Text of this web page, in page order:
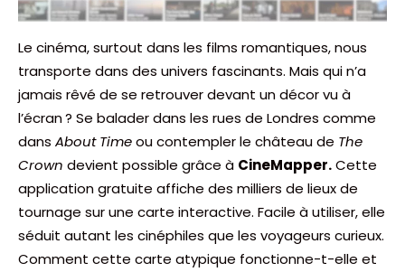
Le cinéma, surtout dans les films romantiques, nous
transporte dans des univers fascinants. Mais qui n’a
jamais rêvé de se retrouver devant un décor vu à
l’écran ? Se balader dans les rues de Londres comme
dans About Timeou contempler le château de The
Crown devient possible grâce à CineMapper.Cette
application gratuite affiche des milliers de lieux de
tournage sur une carte interactive. Facile à utiliser, elle
séduit autant les cinéphiles que les voyageurs curieux.
Comment cette carte atypique fonctionne-t-elle et